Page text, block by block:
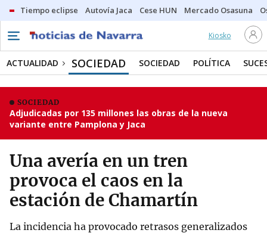
Tiempo eclipse Autovía Jaca Cese HUN Mercado Osasuna
Kiosko
ACTUALIDAD SOCIEDAD SOCIEDAD POLÍTICA
SOCIEDAD
Adjudicadas por 135 millones las obras de la nueva
variante entre Pamplona y Jaca
Una avería en un tren
provoca el caos en la
estación de Chamartín
La incidencia ha provocado retrasos generalizados